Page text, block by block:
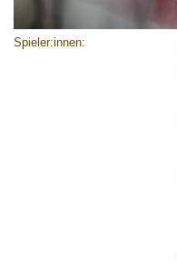
Spieler:innen: